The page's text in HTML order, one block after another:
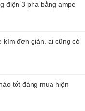
điện 3 pha bằng ampe
kìm đơn giản, ai cũng có
tốt đáng mua hiện